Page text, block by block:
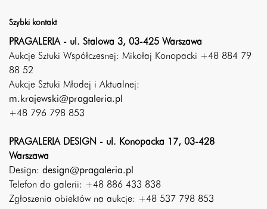
Szybki kontakt
PRAGALERIA - ul. Stalowa 3, 03-425 Warszawa
Aukcje Sztuki Współczesnej: Mikołaj Konopacki +48 884 79
88 52
Aukcje Sztuki Młodej i Aktualnej:
m.krajewski@pragaleria.pl
+48 796 798 853
PRAGALERIA DESIGN - ul. Konopacka 17, 03-428
Warszawa
Design: design@pragaleria.pl
Telefon do galerii: +48 886 433 838
Zgłoszenia obiektów na aukcje: +48 537 798 853